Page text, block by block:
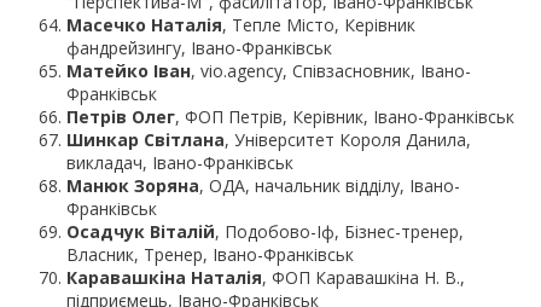
Масечко Наталія, Тепле Місто, Керівник
фандрейзингу, Івано-Франківськ
Матейко Іван, vio.agency, Співзасновник, Івано-
Франківськ
Петрів Олег, ФОП Петрів, Керівник, Івано-Франківськ
Шинкар Світлана, Університет Короля Данила,
викладач, Івано-Франківськ
Манюк Зоряна, ОДА, начальник відділу, Івано-
Франківськ
Осадчук Віталій, Подобово-Іф, Бізнес-тренер,
Власник, Тренер, Івано-Франківськ
Каравашкіна Наталія, ФОП Каравашкіна Н. В.,
підприємець, Івано-Франківськ